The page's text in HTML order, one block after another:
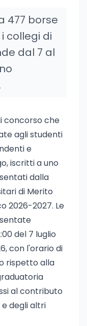
477 borse
collegi di
dal 7 al
concorso che
agli studenti
e
iscritti a uno
dalla
di Merito
2026-2027. Le
del 7 luglio
con l'orario di
rispetto alla
al contributo
e degli altri